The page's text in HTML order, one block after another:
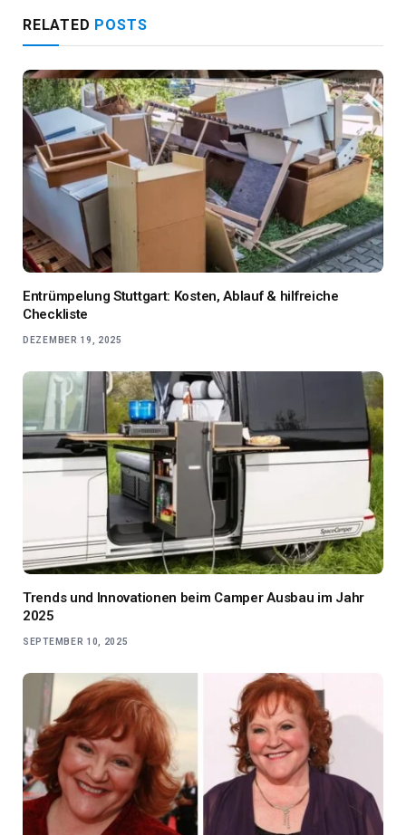
RELATED POSTS
Entrümpelung Stuttgart: Kosten, Ablauf & hilfreiche
Checkliste
DEZEMBER 19, 2025
Trends und Innovationen beim Camper Ausbau im Jahr
2025
SEPTEMBER 10, 2025